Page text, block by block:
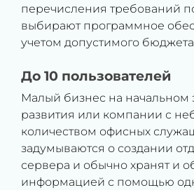
перечисления требований
выбирают программное
учетом допустимого
До 10 пользователей
Малый бизнес на начальном
развития или компании с
количеством офисных
задумываются о создании
сервера и обычно хранят и
информацией с помощью